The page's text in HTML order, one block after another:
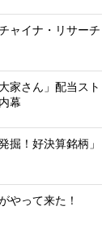
ャイナ・リサーチ
家さん」配当スト
幕
掘！好決算銘柄」
やって来た！